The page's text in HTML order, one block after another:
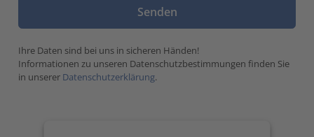
Ihre Daten sind bei uns in sicheren Händen!
Informationen zu unseren Datenschutzbestimmungen finden Sie
in unserer Datenschutzerklärung.